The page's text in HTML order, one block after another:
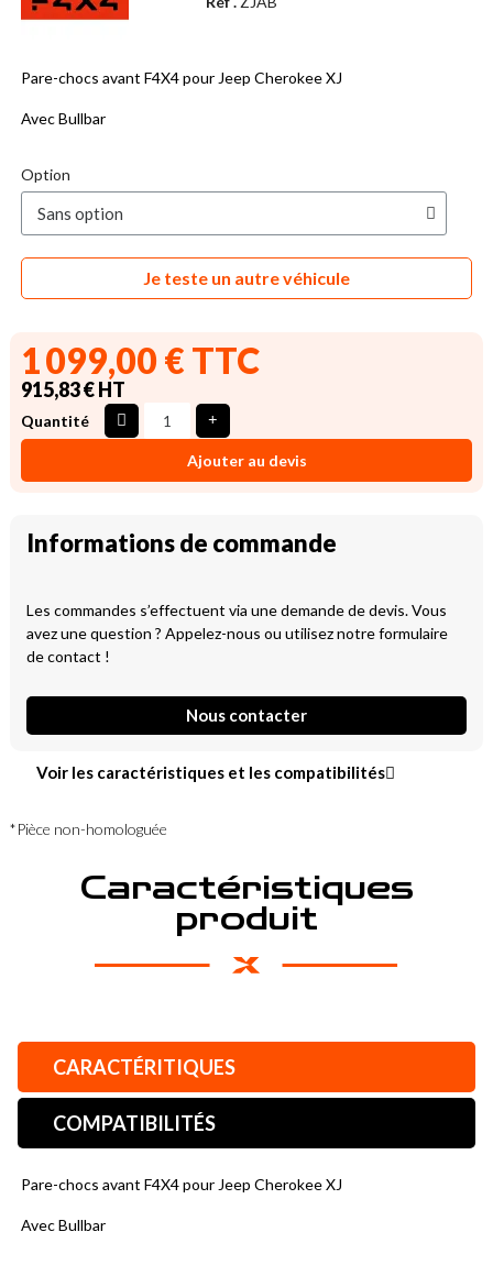
Pare-chocs avant F4X4 pour Jeep Cherokee XJ
Avec Bullbar
Option
Je teste un autre véhicule
1 099,00 € TTC
915,83 € HT
Quantité
Ajouter au devis
Informations de commande
Les commandes s’effectuent via une demande de devis. Vous
avez une question ? Appelez-nous ou utilisez notre formulaire
de contact !
Nous contacter
Voir les caractéristiques et les compatibilités
*Pièce non-homologuée
Caractéristiques
produit
CARACTÉRITIQUES
COMPATIBILITÉS
Pare-chocs avant F4X4 pour Jeep Cherokee XJ
Avec Bullbar